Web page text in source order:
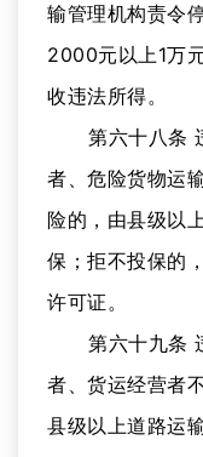
输管理机构责令
2000元以上1万
收违法所得。
第六十八条
者、危险货物运
险的，由县级以
保；拒不投保的
许可证。
第六十九条
者、货运经营者
县级以上道路运